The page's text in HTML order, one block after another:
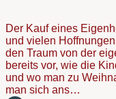
Der Kauf eines
und vielen
den Traum von der
bereits vor, wie die
und wo man zu
man sich ans…